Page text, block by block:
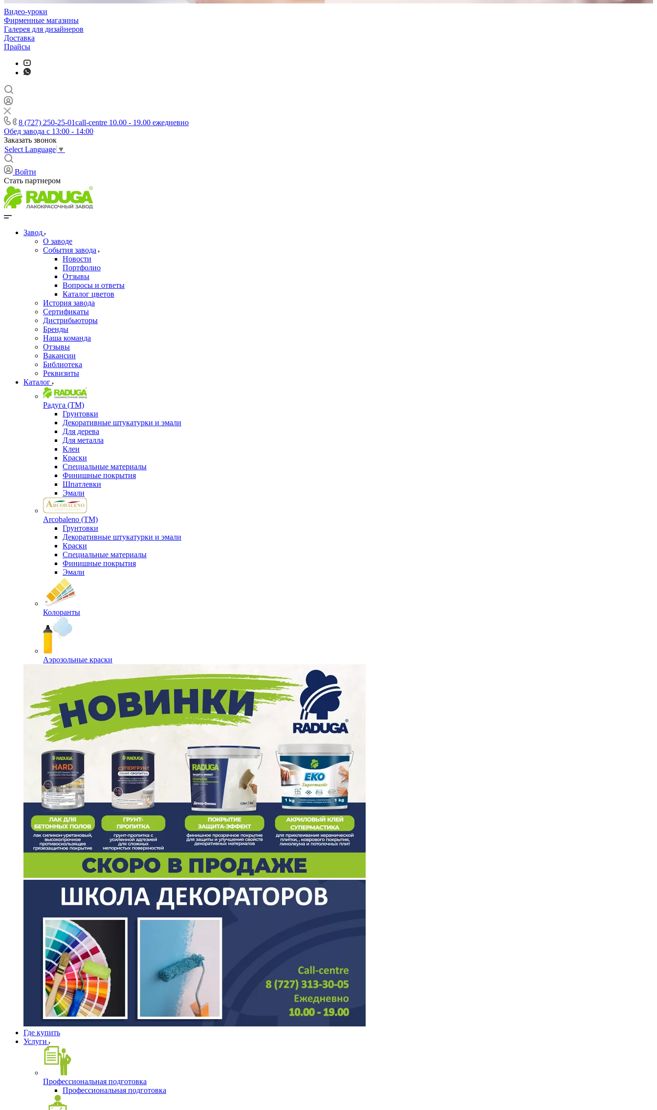
Видео-уроки
Фирменные магазины
Галерея для дизайнеров
Доставка
Прайсы
8 (727) 250-25-01call-centre 10.00 - 19.00 ежедневно
Обед завода с 13:00 - 14:00
Заказать звонок
Select Language ▼
Войти
Стать партнером
Завод
О заводе
События завода
Новости
Портфолио
Отзывы
Вопросы и ответы
Каталог цветов
История завода
Сертификаты
Дистрибьюторы
Бренды
Наша команда
Отзывы
Вакансии
Библиотека
Реквизиты
Каталог
Радуга (ТМ)
Грунтовки
Декоративные штукатурки и эмали
Для дерева
Для металла
Клеи
Краски
Специальные материалы
Финишные покрытия
Шпатлевки
Эмали
Arcobaleno (ТМ)
Грунтовки
Декоративные штукатурки и эмали
Краски
Специальные материалы
Финишные покрытия
Эмали
Колоранты
Аэрозольные краски
Где купить
Услуги
Профессиональная подготовка
Профессиональная подготовка